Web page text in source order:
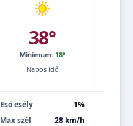
38°
Minimum: 18°
Napos idő
Eső esély
1%
Max szél
28 km/h
Eső
Max